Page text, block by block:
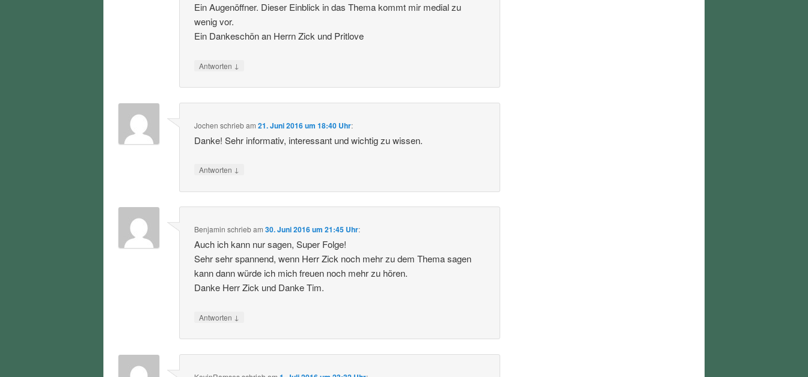
Ein Augenöffner. Dieser Einblick in das Thema kommt mir medial zu
wenig vor.
Ein Dankeschön an Herrn Zick und Pritlove
Antworten ↓
Jochen schriebam21. Juni 2016 um 18:40 Uhr:
Danke! Sehr informativ, interessant und wichtig zu wissen.
Antworten ↓
Benjamin schriebam30. Juni 2016 um 21:45 Uhr:
Auch ich kann nur sagen, Super Folge!
Sehr sehr spannend, wenn Herr Zick noch mehr zu dem Thema sagen
kann dann würde ich mich freuen noch mehr zu hören.
Danke Herr Zick und Danke Tim.
Antworten ↓